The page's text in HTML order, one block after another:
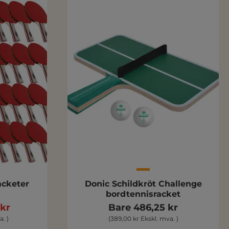
)
Donic Schildkröt Challenge
bordtennisracket
Bare 486,25 kr
(389,00 kr Ekskl. mva. )